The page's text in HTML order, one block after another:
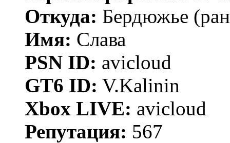
Откуда: Бердюжье
Имя: Слава
PSN ID: avicloud
GT6 ID: V.Kalinin
Xbox LIVE: avicloud
Репутация: 567